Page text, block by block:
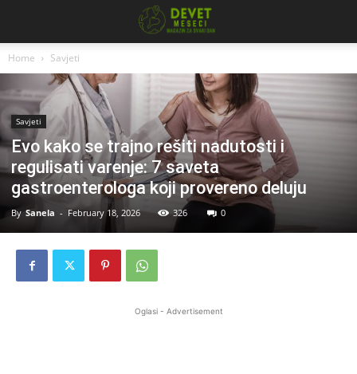
Home Savjeti
Savjeti
Evo kako se trajno rešiti nadutosti i
regulisati varenje: 7 saveta
gastroenterologa koji provereno deluju
By Sanela - February 18, 2026 326 0
Oglasi - Advertisement